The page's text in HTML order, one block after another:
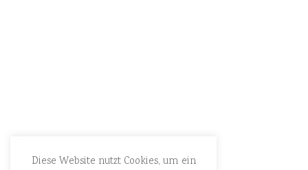
Diese Website nutzt Cookies, um ein